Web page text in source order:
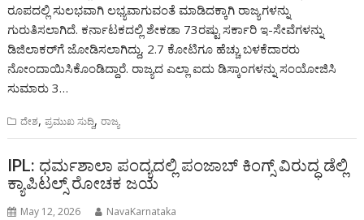
ರೂಪದಲ್ಲಿ ಸುಲಭವಾಗಿ ಲಭ್ಯವಾಗುವಂತೆ ಮಾಡಿದಕ್ಕಾಗಿ ರಾಜ್ಯಗಳನ್ನು
ಗುರುತಿಸಲಾಗಿದೆ. ಕರ್ನಾಟಕದಲ್ಲಿ ಶೇಕಡಾ 73ರಷ್ಟು ಸರ್ಕಾರಿ ಇ-ಸೇವೆಗಳನ್ನು
ಡಿಜಿಲಾಕರ್‌ಗೆ ಜೋಡಿಸಲಾಗಿದ್ದು, 2.7 ಕೋಟಿಗೂ ಹೆಚ್ಚು ಬಳಕೆದಾರರು
ನೋಂದಾಯಿಸಿಕೊಂಡಿದ್ದಾರೆ. ರಾಜ್ಯದ ಎಲ್ಲಾ ಐದು ಡಿಸ್ಕಾಂಗಳನ್ನು ಸಂಯೋಜಿಸಿ
ಸುಮಾರು 3…
ದೇಶ,ಪ್ರಮುಖ ಸುದ್ದಿ,ರಾಜ್ಯ
IPL: ಧರ್ಮಶಾಲಾ ಪಂದ್ಯದಲ್ಲಿ ಪಂಜಾಬ್ ಕಿಂಗ್ಸ್ ವಿರುದ್ಧ ಡೆಲ್ಲಿ
ಕ್ಯಾಪಿಟಲ್ಸ್ ರೋಚಕ ಜಯ
May 12, 2026 NavaKarnataka